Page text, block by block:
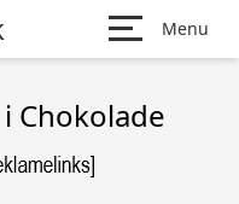
Menu
Chokolade